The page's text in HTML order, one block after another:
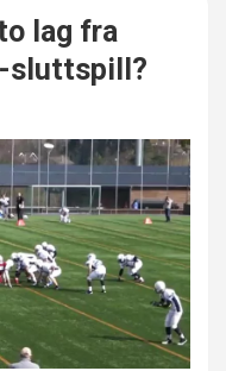
lag fra
sluttspill?